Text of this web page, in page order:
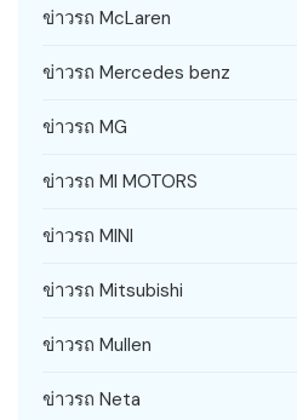
ข่าวรถ McLaren
ข่าวรถ Mercedes benz
ข่าวรถ MG
ข่าวรถ MI MOTORS
ข่าวรถ MINI
ข่าวรถ Mitsubishi
ข่าวรถ Mullen
ข่าวรถ Neta